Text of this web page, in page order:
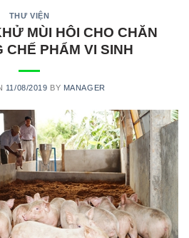
THƯ VIỆN
MÙI HÔI CHO CHĂN
CHẾ PHẨM VI SINH
11/08/2019 BY MANAGER